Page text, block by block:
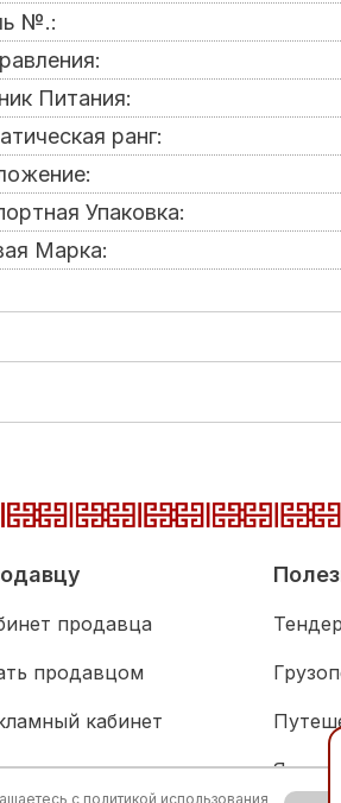
№.:
Питания:
ранг:
Упаковка:
Марка:
продавца
продавцом
кабинет
с политикой использования